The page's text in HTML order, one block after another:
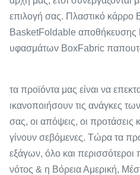
επιλογή σας. Πλαστικό
BasketFoldable
υφασμάτων BoxFabric
τα προϊόντα μας είναι να
ικανοποιήσουν τις ανάγκες
σας, οι απόψεις, οι προτάσεις
γίνουν σεβόμενες. Τώρα τα
εξάγων, όλο και
νότος & η Βόρεια Αμερική,